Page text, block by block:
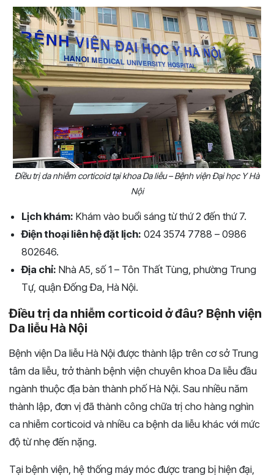
Điều trị da nhiễm corticoid tại khoa Da liễu – Bệnh viện Đại học Y Hà
Nội
Lịch khám: Khám vào buổi sáng từ thứ 2 đến thứ 7.
Điện thoại liên hệ đặt lịch: 024 3574 7788 – 0986
802646.
Địa chỉ: Nhà A5, số 1 – Tôn Thất Tùng, phường Trung
Tự, quận Đống Đa, Hà Nội.
Điều trị da nhiễm corticoid ở đâu? Bệnh viện
Da liễu Hà Nội
Bệnh viện Da liễu Hà Nội được thành lập trên cơ sở Trung
tâm da liễu, trở thành bệnh viện chuyên khoa Da liễu đầu
ngành thuộc địa bàn thành phố Hà Nội. Sau nhiều năm
thành lập, đơn vị đã thành công chữa trị cho hàng nghìn
ca nhiễm corticoid và nhiều ca bệnh da liễu khác với mức
độ từ nhẹ đến nặng.
Tại bệnh viện, hệ thống máy móc được trang bị hiện đại,